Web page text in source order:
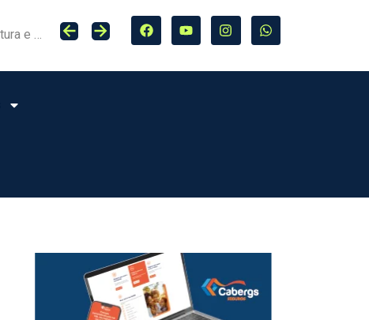
Seguro entra no centro da adaptação climática e da proteção de cidades, infraestrutura e agro